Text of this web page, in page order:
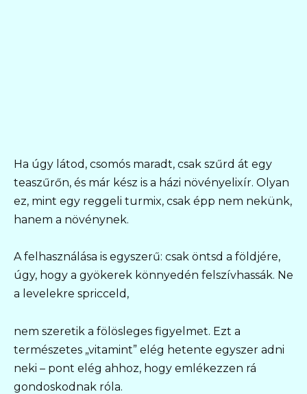
Ha úgy látod, csomós maradt, csak szűrd át egy
teaszűrőn, és már kész is a házi növényelixír. Olyan
ez, mint egy reggeli turmix, csak épp nem nekünk,
hanem a növénynek.
A felhasználása is egyszerű: csak öntsd a földjére,
úgy, hogy a gyökerek könnyedén felszívhassák. Ne
a levelekre spricceld,
nem szeretik a fölösleges figyelmet. Ezt a
természetes „vitamint” elég hetente egyszer adni
neki – pont elég ahhoz, hogy emlékezzen rá
gondoskodnak róla.